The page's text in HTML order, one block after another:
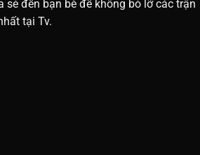
sẻ đến bạn bè để không bỏ lỡ các trận
tại Tv.